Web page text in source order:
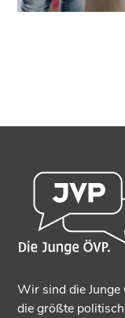
Wir sind die
die größte